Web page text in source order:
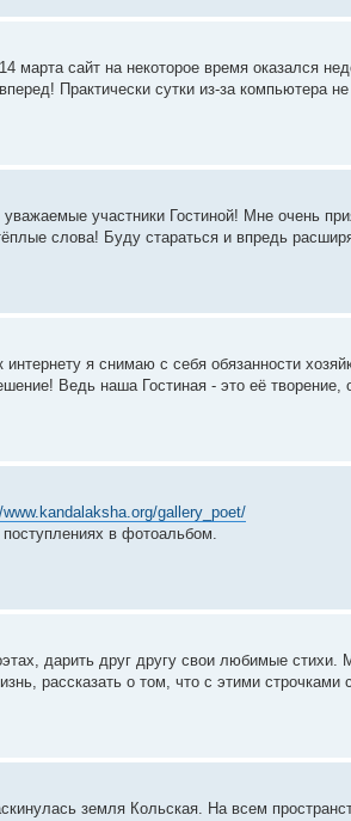
сайт на некоторое время оказался
Практически сутки из-за компьютера
участники Гостиной! Мне очень
слова! Буду стараться и впредь
я снимаю с себя обязанности
Ведь наша Гостиная - это её творение,
gallery_poet/
в фотоальбом.
дарить друг другу свои любимые стихи.
рассказать о том, что с этими строчками
земля Кольская. На всем